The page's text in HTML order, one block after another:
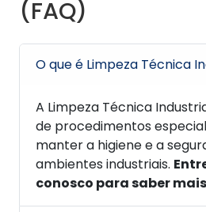
(FAQ)
O que é Limpeza Técnica
A Limpeza Técnica
de procedimentos
manter a higiene e a
ambientes industriais.
conosco para saber